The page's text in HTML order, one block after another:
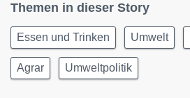
Themen in dieser Story
Essen und Trinken Umwelt
Agrar Umweltpolitik